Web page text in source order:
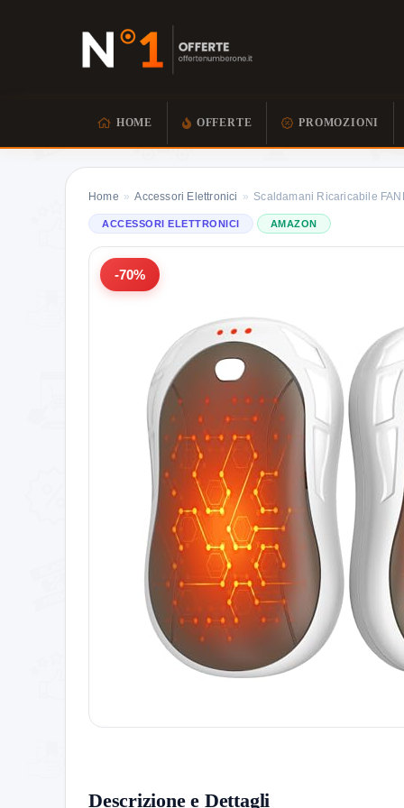
HOME OFFERTE PROMOZIONI
Home » Accessori Elettronici » Scaldamani Ricaricabile
ACCESSORI ELETTRONICI AMAZON
-70%
Descrizione e Dettagli